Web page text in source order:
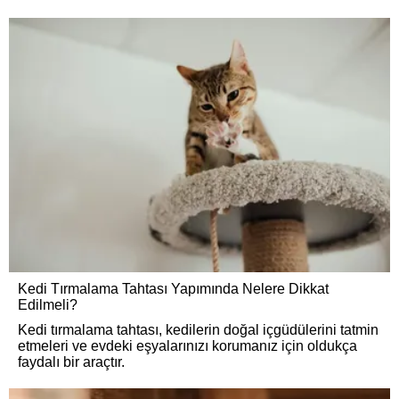
Kedi Tırmalama Tahtası Yapımında Nelere Dikkat
Edilmeli?
Kedi tırmalama tahtası, kedilerin doğal içgüdülerini tatmin
etmeleri ve evdeki eşyalarınızı korumanız için oldukça
faydalı bir araçtır.